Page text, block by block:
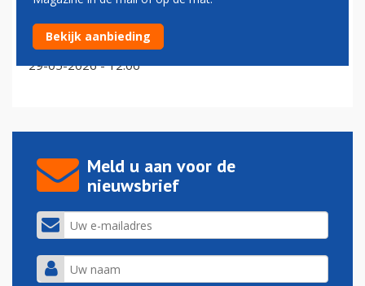
Flesje drinken en laptop mogen straks in de tas blijven
op Brussels Airport
29-05-2026 - 12:06
Meld u aan voor de
nieuwsbrief
Bekijk aanbieding